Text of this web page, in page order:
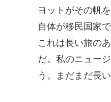
ヨットがその帆
自体が移民国家
これは長い旅の
だ。私のニュー
う。まだまだ長